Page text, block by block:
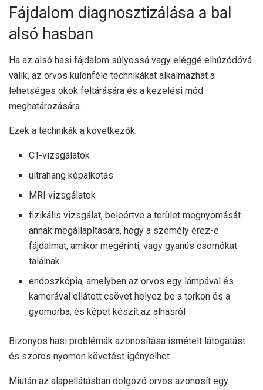
Fájdalom diagnosztizálása a bal
alsó hasban
Ha az alsó hasi fájdalom súlyossá vagy eléggé elhúzódóvá
válik, az orvos különféle technikákat alkalmazhat a
lehetséges okok feltárására és a kezelési mód
meghatározására.
Ezek a technikák a következők:
CT-vizsgálatok
ultrahang képalkotás
MRI vizsgálatok
fizikális vizsgálat, beleértve a terület megnyomását
annak megállapítására, hogy a személy érez-e
fájdalmat, amikor megérinti, vagy gyanús csomókat
találnak.
endoszkópia, amelyben az orvos egy lámpával és
kamerával ellátott csövet helyez be a torkon és a
gyomorba, és képet készít az alhasról
Bizonyos hasi problémák azonosítása ismételt látogatást
és szoros nyomon követést igényelhet.
Miután az alapellátásban dolgozó orvos azonosít egy